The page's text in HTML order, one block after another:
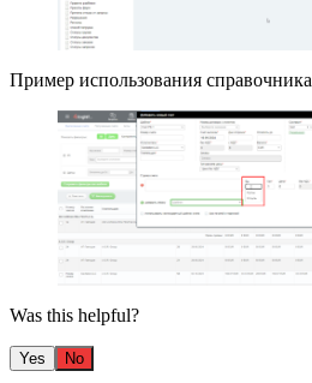
Пример использования справочника
Was this helpful?
Yes No